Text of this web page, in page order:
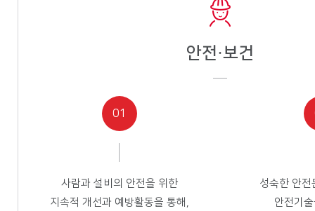
안전·보건
01
사람과 설비의 안전을 위한
지속적 개선과 예방활동을 통해,
성숙한 안전
안전기